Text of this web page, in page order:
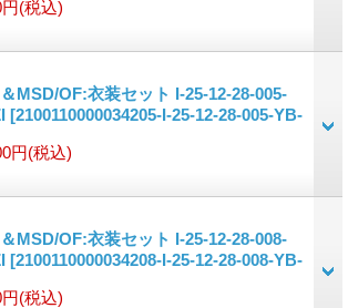
(税込)
MSD/OF:衣装セット I-25-12-28-005-
[2100110000034205-I-25-12-28-005-YB-
円(税込)
MSD/OF:衣装セット I-25-12-28-008-
[2100110000034208-I-25-12-28-008-YB-
(税込)